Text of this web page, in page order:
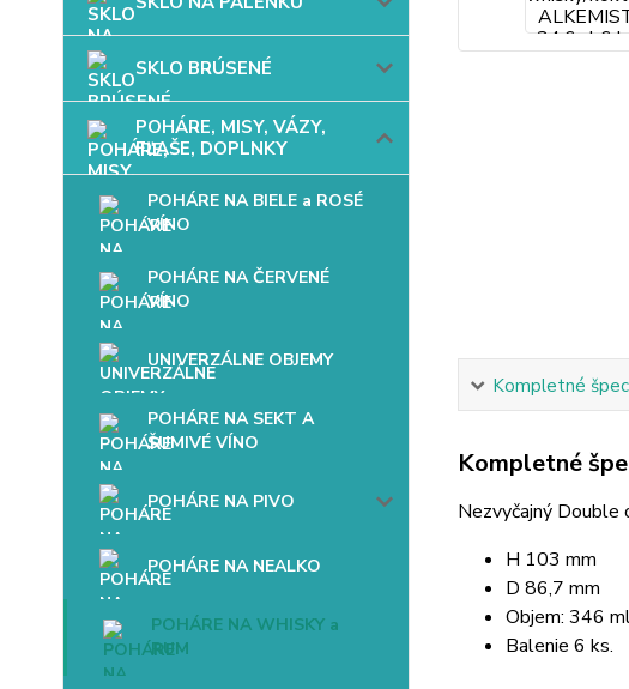
SKLO BRÚSENÉ
POHÁRE, MISY, VÁZY,
FĽAŠE, DOPLNKY
POHÁRE NA BIELE a ROSÉ
VÍNO
POHÁRE NA ČERVENÉ
VÍNO
UNIVERZÁLNE OBJEMY
POHÁRE NA SEKT A
ŠUMIVÉ VÍNO
POHÁRE NA PIVO
POHÁRE NA NEALKO
POHÁRE NA WHISKY a
RUM
Kompletné
Kompletné
Nezvyčajný Double
H 103 mm
D 86,7 mm
Objem: 346
Balenie 6 ks.